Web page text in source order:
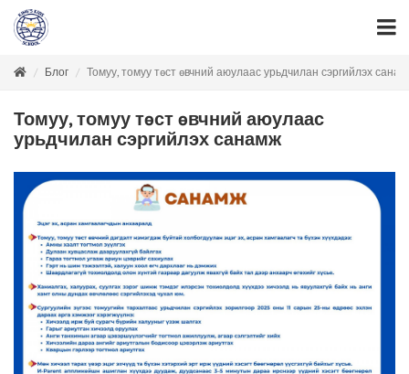
Блог Томуу, томуу төст өвчний аюулаас урьдчилан сэргийлэх
Томуу, томуу төст өвчний аюулаас
урьдчилан сэргийлэх санамж